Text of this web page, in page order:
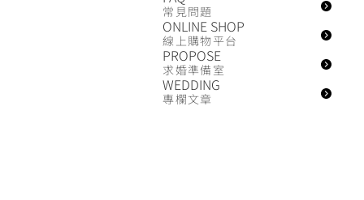
常見問題
ONLINE SHOP
線上購物平台
PROPOSE
求婚準備室
WEDDING
專欄文章